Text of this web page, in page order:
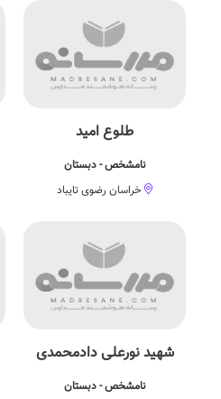
طلوع امید
نامشخص - دبستان
خراسان رضوی تایباد
شهید نورعلی دادمحمدی
نامشخص - دبستان